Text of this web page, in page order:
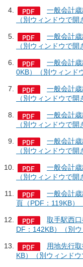
一般会計
（別ウィンドウで開
一般会計
（別ウィンドウで開
一般会計
0KB）（別ウィンド
一般会計
（別ウィンドウで開
一般会計
（別ウィンドウで開
一般会計
（別ウィンドウで開
一般会計
（別ウィンドウで開
一般会計
頁（PDF：119KB）
取手駅西
DF：142KB）（別ウ
用地先行
KB）（別ウィンドウ